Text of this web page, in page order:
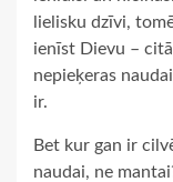
lielisku dzīvi,
ienīst Dievu –
nepieķeras
ir.
Bet kur gan ir
naudai, ne